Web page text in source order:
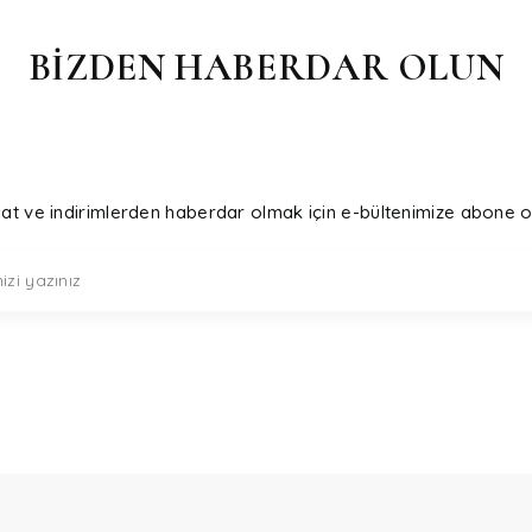
BİZDEN HABERDAR OLUN
ve indirimlerden haberdar olmak için e-bültenimize abone